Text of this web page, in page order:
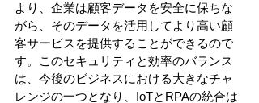
より、企業は顧客データを安全に保ちな
がら、そのデータを活用してより高い顧
客サービスを提供することができるので
す。このセキュリティと効率のバランス
は、今後のビジネスにおける大きなチャ
レンジの一つとなり、IoTとRPAの統合は